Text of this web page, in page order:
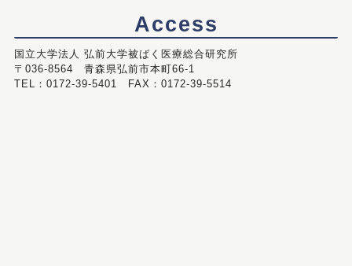
Access
国立大学法人 弘前大学被ばく医療総合研究所
〒036-8564 青森県弘前市本町66-1
TEL：0172-39-5401 FAX：0172-39-5514